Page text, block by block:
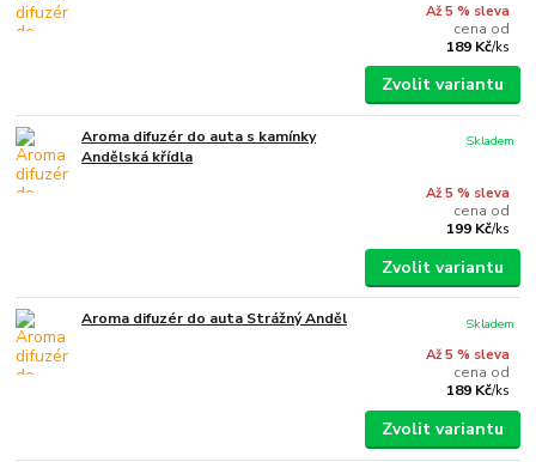
Až 5 % sleva
cena od
189 Kč/ks
Zvolit variantu
Aroma difuzér do auta s kamínky
Andělská křídla
Až 5 % sleva
cena od
199 Kč/ks
Skladem
Zvolit variantu
Aroma difuzér do auta Strážný Anděl
Až 5 % sleva
cena od
189 Kč/ks
Skladem
Zvolit variantu